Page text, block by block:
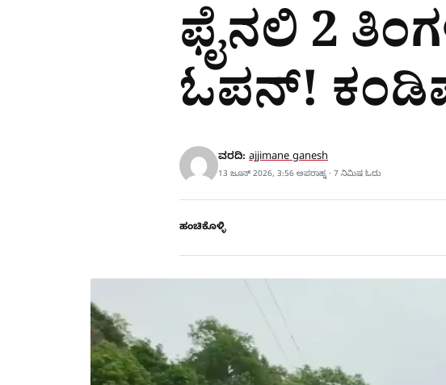
ಫೈನಲಿ 2
ಓಪನ್!
ವರದಿ: ajjimane ganesh
13 ಜೂನ್ 2026, 3:56 ಅಪರಾಹ್ನ · 7 ನಿಮಿಷ ಓದು
ಹಂಚಿಕೊಳ್ಳಿ